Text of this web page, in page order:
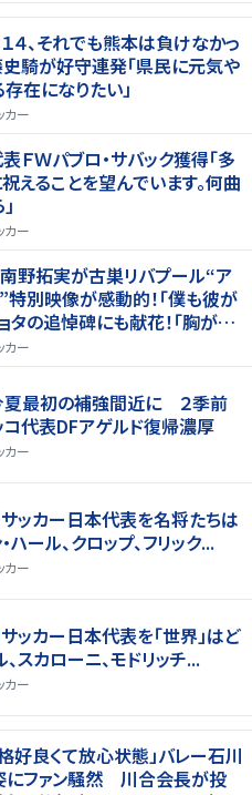
４、それでも熊本は負けなかっ
騎が好守連発「県民に元気や
在になりたい」
カー
ＦＷパブロ・サバック獲得「多
えることを望んでいます。何曲
カー
南野拓実が古巣リバプール“ア
特別映像が感動的！｢僕も彼が
タの追悼碑にも献花！｢胸が熱
カー
夏最初の補強間近に ２季前
コ代表DFアゲルド復帰濃厚
カー
サッカー日本代表を名将たちは
ハール、クロップ、フリック...
カー
サッカー日本代表を「世界」はど
スカローニ、モドリッチ...
カー
好良くて放心状態」バレー石川
にファン騒然 川合会長が投